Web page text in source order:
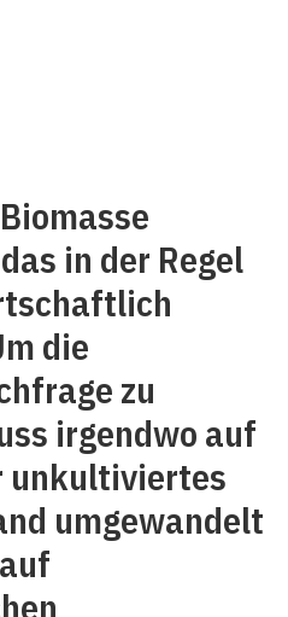
in der Regel
die
zu
irgendwo auf
unkultiviertes
umgewandelt